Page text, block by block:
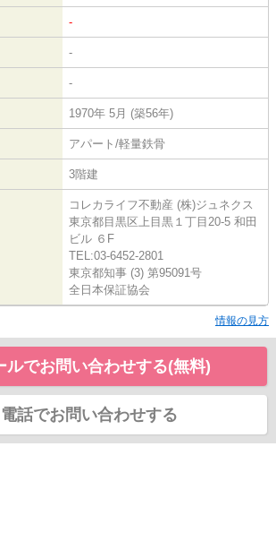
-
-
-
1970年 5月 (築56年)
アパート/軽量鉄骨
3階建
コレカライフ不動産 (株)ジュネクス
東京都目黒区上目黒１丁目20-5 和田
ビル ６F
TEL:03-6452-2801
東京都知事 (3) 第95091号
全日本保証協会
情報の見方
ルでお問い合わせする(無料)
電話でお問い合わせする